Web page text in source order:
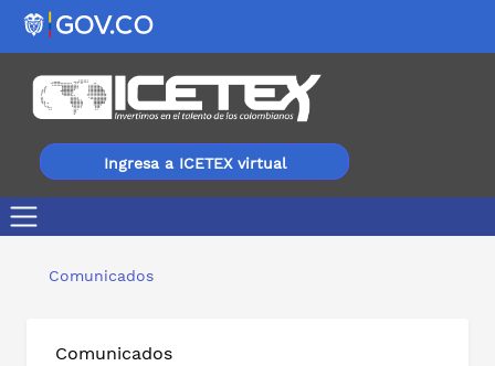
Ingresa a ICETEX virtual
Comunicados
Comunicados